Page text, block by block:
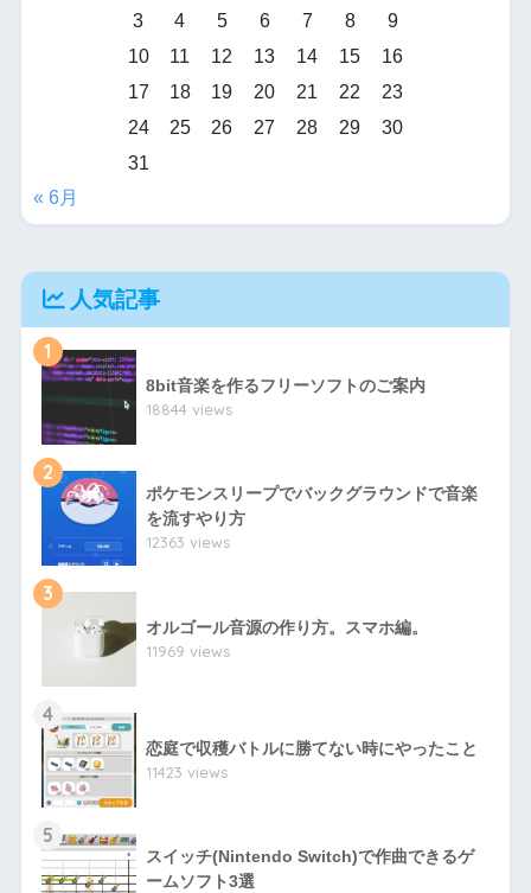
3
4 5 6 7 8
9
10
11 12 13 14 15
16
17
18 19 20 21 22
23
24
25 26 27 28 29
30
31
« 6月
人気記事
1
8bit音楽を作るフリーソフトのご案内
18844 views
2
ポケモンスリープでバックグラウンドで音楽
を流すやり方
12363 views
3
オルゴール音源の作り方。スマホ編。
11969 views
4
恋庭で収穫バトルに勝てない時にやったこと
11423 views
5
スイッチ(Nintendo Switch)で作曲できるゲ
ームソフト3選